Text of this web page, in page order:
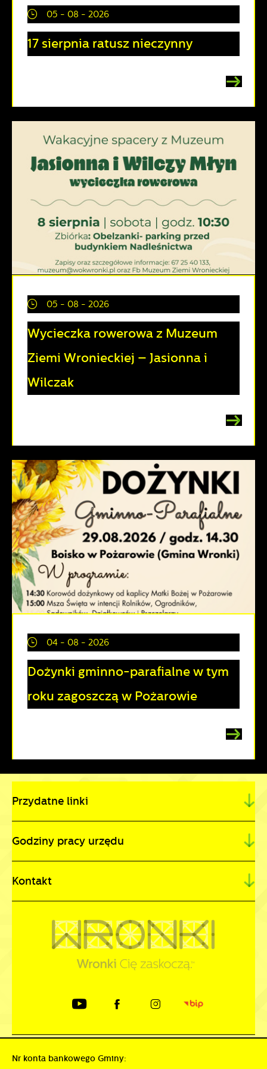
05 - 08 - 2026
17 sierpnia ratusz nieczynny
05 - 08 - 2026
Wycieczka rowerowa z Muzeum
Ziemi Wronieckiej – Jasionna i
Wilczak
04 - 08 - 2026
Dożynki gminno-parafialne w tym
roku zagoszczą w Pożarowie
Przydatne linki
Godziny pracy urzędu
Kontakt
Nr konta bankowego Gminy: